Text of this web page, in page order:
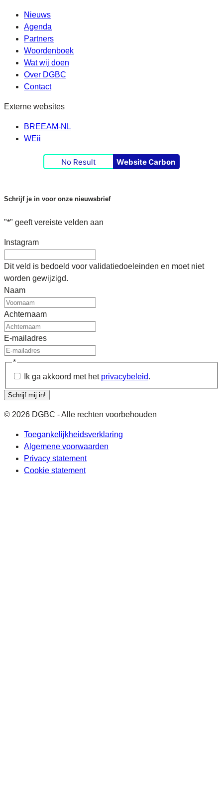
Nieuws
Agenda
Partners
Woordenboek
Wat wij doen
Over DGBC
Contact
Externe websites
BREEAM-NL
WEii
No Result Website Carbon
Schrijf je in voor onze nieuwsbrief
"*" geeft vereiste velden aan
Instagram
Dit veld is bedoeld voor validatiedoeleinden en moet niet
worden gewijzigd.
Naam
Achternaam
E-mailadres
*
Ik ga akkoord met het privacybeleid.
Schrijf mij in!
© 2026 DGBC - Alle rechten voorbehouden
Toegankelijkheidsverklaring
Algemene voorwaarden
Privacy statement
Cookie statement